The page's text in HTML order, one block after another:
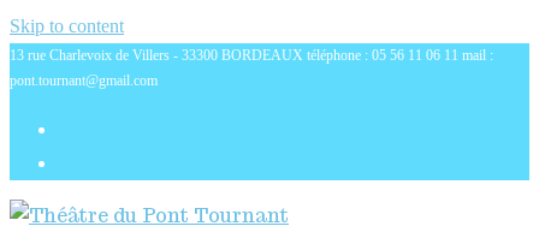
Skip to content
13 rue Charlevoix de Villers - 33300 BORDEAUX téléphone : 05 56 11 06 11 mail :
pont.tournant@gmail.com